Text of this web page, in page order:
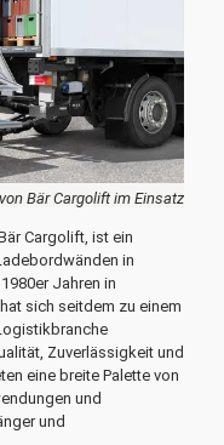
Bär Cargolift im Einsatz
Cargolift, ist ein
in
Jahren in
sich seitdem zu einem
Zuverlässigkeit und
eine breite Palette von
und
und